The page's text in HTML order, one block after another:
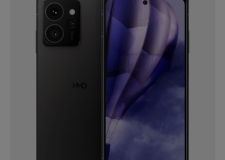
Laitteiden kierrätys